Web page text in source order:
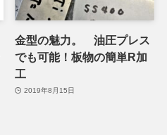
金型の魅力。 油圧プレス
でも可能！板物の簡単R加
工
2019年8月15日